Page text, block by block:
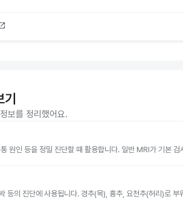
기
보를 정리했어요.
원인 등을 정밀 진단할 때 활용합니다. 일반 MRI가 기본 검
등의 진단에 사용됩니다. 경추(목), 흉추, 요천추(허리)로 부